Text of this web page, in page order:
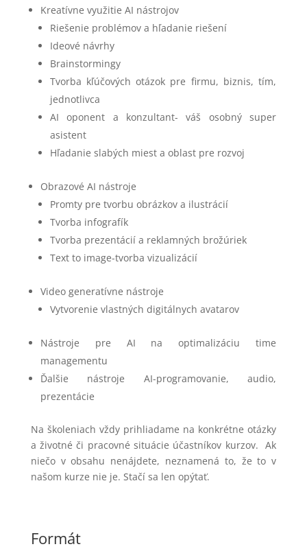
Kreatívne využitie AI nástrojov
Riešenie problémov a hľadanie riešení
Ideové návrhy
Brainstormingy
Tvorba kľúčových otázok pre firmu, biznis, tím,
jednotlivca
AI oponent a konzultant- váš osobný super
asistent
Hľadanie slabých miest a oblast pre rozvoj
Obrazové AI nástroje
Promty pre tvorbu obrázkov a ilustrácií
Tvorba infografík
Tvorba prezentácií a reklamných brožúriek
Text to image-tvorba vizualizácií
Video generatívne nástroje
Vytvorenie vlastných digitálnych avatarov
Nástroje pre AI na optimalizáciu time
managementu
Ďalšie nástroje AI-programovanie, audio,
prezentácie
Na školeniach vždy prihliadame na konkrétne otázky
a životné či pracovné situácie účastníkov kurzov. Ak
niečo v obsahu nenájdete, neznamená to, že to v
našom kurze nie je. Stačí sa len opýtať.
Formát